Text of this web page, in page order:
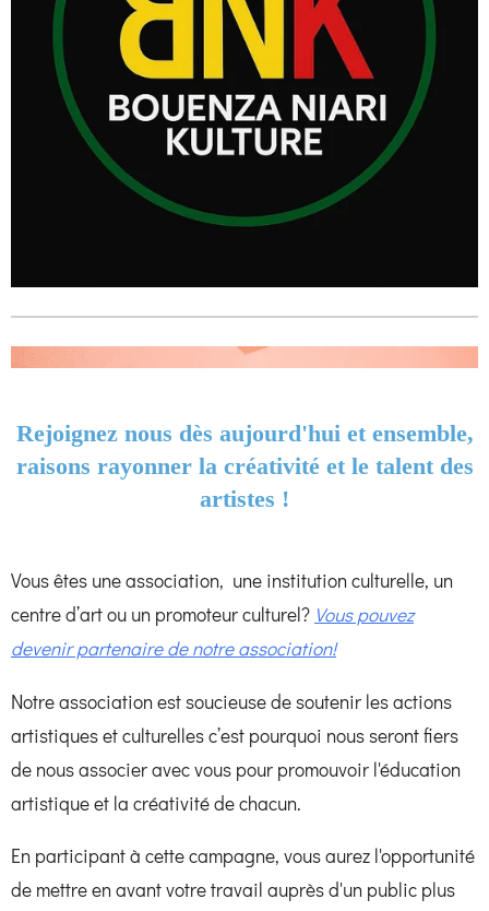
Rejoignez nous dès aujourd'hui et ensemble,
raisons rayonner la créativité et le talent des
artistes !
Vous êtes une association, une institution culturelle, un
centre d’art ou un promoteur culturel? Vous pouvez
devenir partenaire de notre association!
Notre association est soucieuse de soutenir les actions
artistiques et culturelles c’est pourquoi nous seront fiers
de nous associer avec vous pour promouvoir l'éducation
artistique et la créativité de chacun.
En participant à cette campagne, vous aurez l'opportunité
de mettre en avant votre travail auprès d'un public plus